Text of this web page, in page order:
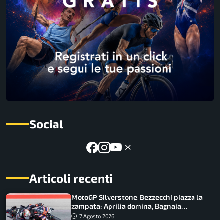
Social
Articoli recenti
MotoGP Silverstone, Bezzecchi piazza la
zampata: Aprilia domina, Bagnaia
costretto al Q1
7 Agosto 2026